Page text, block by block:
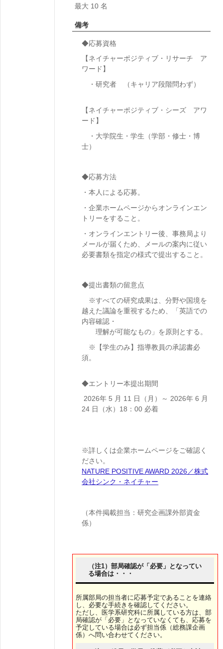
最大 10 名
備考
◆応募資格
【ネイチャーポジティブ・リサーチ ア
ワード】
・研究者 （キャリア段階問わず）
【ネイチャーポジティブ・シーズ アワ
ード】
・大学院生・学生（学部・修士・博
士）
◆応募方法
・本人による応募。
・企業ホームページからオンラインエン
トリーをすること。
・オンラインエントリー後、事務局より
メールが届くため、メールの案内に従い
必要書類を指定の様式で提出すること。
◆提出書類の留意点
※すべての研究成果は、分野や国境を
越えた議論を重視するため、「英語での
内容確認・
理解が可能なもの」を原則とする。
※【学生のみ】指導教員の承認書必
須。
◆エントリー本提出期間
2026年 5 月 11 日（月）～ 2026年 6 月
24 日（水）18：00 必着
※詳しくは企業ホームページをご確認く
ださい。
NATURE POSITIVE AWARD 2026／株式
会社シンク・ネイチャー
（本件掲載担当：研究企画課外部資金
係）
（注1）部局確認が「必要」となってい
る場合は・・・
所属部局の担当者に応募予定であることを連絡
し、必要な手続きを確認してください。
ただし、医学系研究科に所属している方は、部
局確認が「必要」となっていなくても、応募を
予定している場合は必ず担当係（総務課企画
係）へ問い合わせてください。